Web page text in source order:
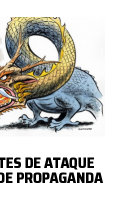
DE ATAQUE
PROPAGANDA